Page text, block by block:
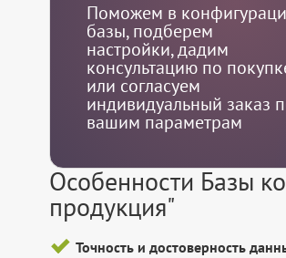
Поможем в
базы, подберем
настройки, дадим
консультацию по
или согласуем
индивидуальный заказ
вашим параметрам
Особенности Базы
продукция"
Точность и достоверность